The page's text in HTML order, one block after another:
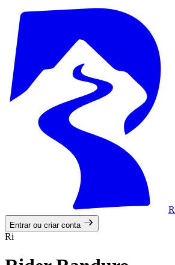
Entrar ou criar conta
Ri